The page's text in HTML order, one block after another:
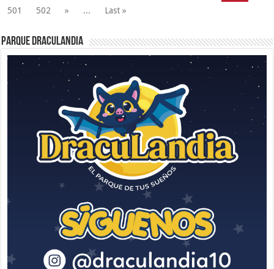
501
502 » ... Last »
Parque Draculandia